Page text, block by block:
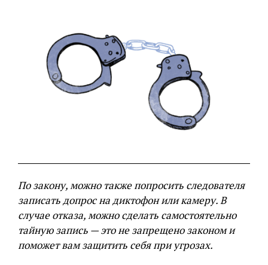
По закону, можно также попросить следователя
записать допрос на диктофон или камеру. В
случае отказа, можно сделать самостоятельно
тайную запись — это не запрещено законом и
поможет вам защитить себя при угрозах.